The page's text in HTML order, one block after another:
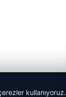
kullanıyoruz.